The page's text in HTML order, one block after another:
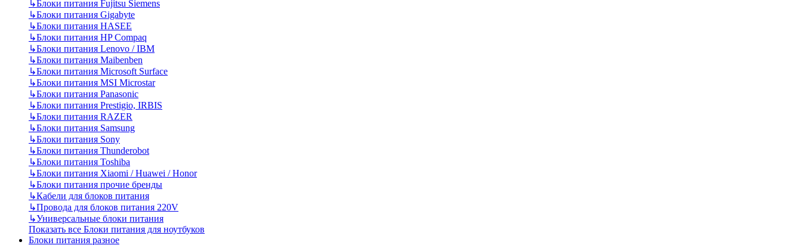
↳Блоки питания Fujitsu Siemens
↳Блоки питания Gigabyte
↳Блоки питания HASEE
↳Блоки питания HP Compaq
↳Блоки питания Lenovo / IBM
↳Блоки питания Maibenben
↳Блоки питания Microsoft Surface
↳Блоки питания MSI Microstar
↳Блоки питания Panasonic
↳Блоки питания Prestigio, IRBIS
↳Блоки питания RAZER
↳Блоки питания Samsung
↳Блоки питания Sony
↳Блоки питания Thunderobot
↳Блоки питания Toshiba
↳Блоки питания Xiaomi / Huawei / Honor
↳Блоки питания прочие бренды
↳Кабели для блоков питания
↳Провода для блоков питания 220V
↳Универсальные блоки питания
Показать все Блоки питания для ноутбуков
Блоки питания разное